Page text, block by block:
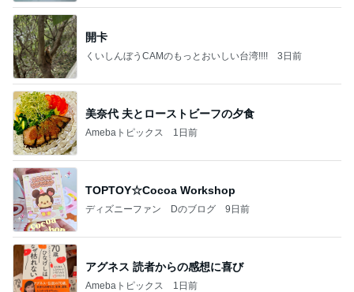
開卡
くいしんぼうCAMのもっとおいしい台湾!!!! 3日前
美奈代 夫とローストビーフの夕食
Amebaトピックス 1日前
TOPTOY☆Cocoa Workshop
ディズニーファン Dのブログ 9日前
アグネス 読者からの感想に喜び
Amebaトピックス 1日前